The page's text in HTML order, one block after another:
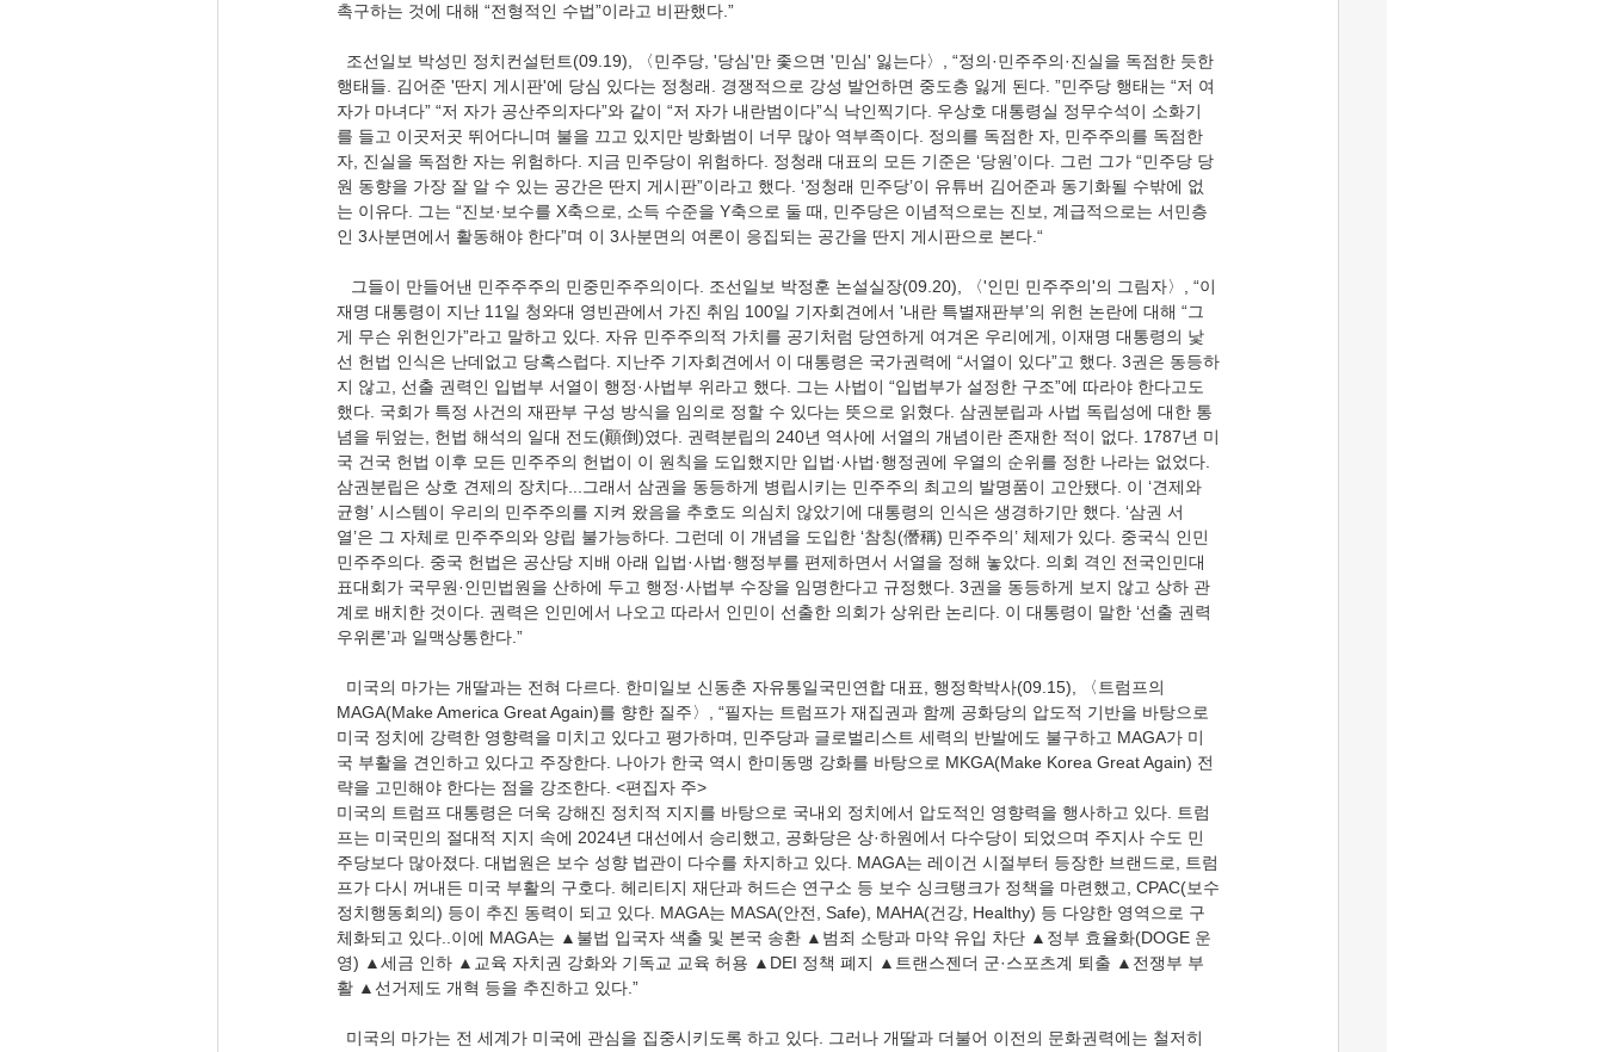
촉구하는 것에 대해 “전형적인 수법”이라고 비판했다.”
조선일보 박성민 정치컨설턴트(09.19), 〈민주당, '당심'만 좇으면 '민심' 잃는다〉, “정의·민주주의·진실을 독점한 듯한
행태들. 김어준 '딴지 게시판'에 당심 있다는 정청래. 경쟁적으로 강성 발언하면 중도층 잃게 된다. ”민주당 행태는 “저 여
자가 마녀다” “저 자가 공산주의자다”와 같이 “저 자가 내란범이다”식 낙인찍기다. 우상호 대통령실 정무수석이 소화기
를 들고 이곳저곳 뛰어다니며 불을 끄고 있지만 방화범이 너무 많아 역부족이다. 정의를 독점한 자, 민주주의를 독점한
자, 진실을 독점한 자는 위험하다. 지금 민주당이 위험하다. 정청래 대표의 모든 기준은 ‘당원’이다. 그런 그가 “민주당 당
원 동향을 가장 잘 알 수 있는 공간은 딴지 게시판”이라고 했다. ‘정청래 민주당’이 유튜버 김어준과 동기화될 수밖에 없
는 이유다. 그는 “진보·보수를 X축으로, 소득 수준을 Y축으로 둘 때, 민주당은 이념적으로는 진보, 계급적으로는 서민층
인 3사분면에서 활동해야 한다”며 이 3사분면의 여론이 응집되는 공간을 딴지 게시판으로 본다.“
그들이 만들어낸 민주주주의 민중민주주의이다. 조선일보 박정훈 논설실장(09.20), 〈'인민 민주주의'의 그림자〉, “이
재명 대통령이 지난 11일 청와대 영빈관에서 가진 취임 100일 기자회견에서 '내란 특별재판부’의 위헌 논란에 대해 “그
게 무슨 위헌인가”라고 말하고 있다. 자유 민주주의적 가치를 공기처럼 당연하게 여겨온 우리에게, 이재명 대통령의 낯
선 헌법 인식은 난데없고 당혹스럽다. 지난주 기자회견에서 이 대통령은 국가권력에 “서열이 있다”고 했다. 3권은 동등하
지 않고, 선출 권력인 입법부 서열이 행정·사법부 위라고 했다. 그는 사법이 “입법부가 설정한 구조”에 따라야 한다고도
했다. 국회가 특정 사건의 재판부 구성 방식을 임의로 정할 수 있다는 뜻으로 읽혔다. 삼권분립과 사법 독립성에 대한 통
념을 뒤엎는, 헌법 해석의 일대 전도(顚倒)였다. 권력분립의 240년 역사에 서열의 개념이란 존재한 적이 없다. 1787년 미
국 건국 헌법 이후 모든 민주주의 헌법이 이 원칙을 도입했지만 입법·사법·행정권에 우열의 순위를 정한 나라는 없었다.
삼권분립은 상호 견제의 장치다...그래서 삼권을 동등하게 병립시키는 민주주의 최고의 발명품이 고안됐다. 이 ‘견제와
균형’ 시스템이 우리의 민주주의를 지켜 왔음을 추호도 의심치 않았기에 대통령의 인식은 생경하기만 했다. ‘삼권 서
열’은 그 자체로 민주주의와 양립 불가능하다. 그런데 이 개념을 도입한 ‘참칭(僭稱) 민주주의’ 체제가 있다. 중국식 인민
민주주의다. 중국 헌법은 공산당 지배 아래 입법·사법·행정부를 편제하면서 서열을 정해 놓았다. 의회 격인 전국인민대
표대회가 국무원·인민법원을 산하에 두고 행정·사법부 수장을 임명한다고 규정했다. 3권을 동등하게 보지 않고 상하 관
계로 배치한 것이다. 권력은 인민에서 나오고 따라서 인민이 선출한 의회가 상위란 논리다. 이 대통령이 말한 ‘선출 권력
우위론’과 일맥상통한다.”
미국의 마가는 개딸과는 전혀 다르다. 한미일보 신동춘 자유통일국민연합 대표, 행정학박사(09.15), 〈트럼프의
MAGA(Make America Great Again)를 향한 질주〉, “필자는 트럼프가 재집권과 함께 공화당의 압도적 기반을 바탕으로
미국 정치에 강력한 영향력을 미치고 있다고 평가하며, 민주당과 글로벌리스트 세력의 반발에도 불구하고 MAGA가 미
국 부활을 견인하고 있다고 주장한다. 나아가 한국 역시 한미동맹 강화를 바탕으로 MKGA(Make Korea Great Again) 전
략을 고민해야 한다는 점을 강조한다. <편집자 주>
미국의 트럼프 대통령은 더욱 강해진 정치적 지지를 바탕으로 국내외 정치에서 압도적인 영향력을 행사하고 있다. 트럼
프는 미국민의 절대적 지지 속에 2024년 대선에서 승리했고, 공화당은 상·하원에서 다수당이 되었으며 주지사 수도 민
주당보다 많아졌다. 대법원은 보수 성향 법관이 다수를 차지하고 있다. MAGA는 레이건 시절부터 등장한 브랜드로, 트럼
프가 다시 꺼내든 미국 부활의 구호다. 헤리티지 재단과 허드슨 연구소 등 보수 싱크탱크가 정책을 마련했고, CPAC(보수
정치행동회의) 등이 추진 동력이 되고 있다. MAGA는 MASA(안전, Safe), MAHA(건강, Healthy) 등 다양한 영역으로 구
체화되고 있다..이에 MAGA는 ▲불법 입국자 색출 및 본국 송환 ▲범죄 소탕과 마약 유입 차단 ▲정부 효율화(DOGE 운
영) ▲세금 인하 ▲교육 자치권 강화와 기독교 교육 허용 ▲DEI 정책 폐지 ▲트랜스젠더 군·스포츠계 퇴출 ▲전쟁부 부
활 ▲선거제도 개혁 등을 추진하고 있다.”
미국의 마가는 전 세계가 미국에 관심을 집중시키도록 하고 있다. 그러나 개딸과 더불어 이전의 문화권력에는 철저히